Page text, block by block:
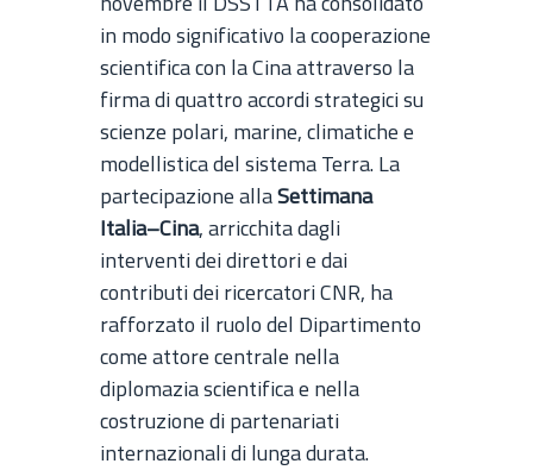
in modo significativo la cooperazione
scientifica con la Cina attraverso la
firma di quattro accordi strategici su
scienze polari, marine, climatiche e
modellistica del sistema Terra. La
partecipazione allaSettimana
Italia–Cina, arricchita dagli
interventi dei direttori e dai
contributi dei ricercatori CNR, ha
rafforzato il ruolo del Dipartimento
come attore centrale nella
diplomazia scientifica e nella
costruzione di partenariati
internazionali di lunga durata.